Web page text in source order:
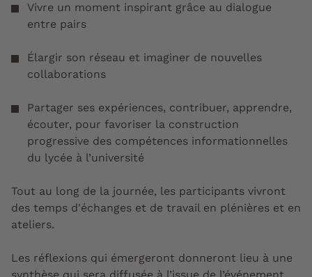
Vivre un moment inspirant grâce au dialogue
entre pairs
Élargir son réseau et imaginer de nouvelles
collaborations
Partager ses expériences, contribuer, apprendre,
écouter, pour favoriser la construction
progressive des compétences informationnelles
du lycée à l’université
Tout au long de la journée, les participants vivront
des temps d'échanges et de travail en plénières et en
ateliers.
Les réflexions qui émergeront donneront lieu à une